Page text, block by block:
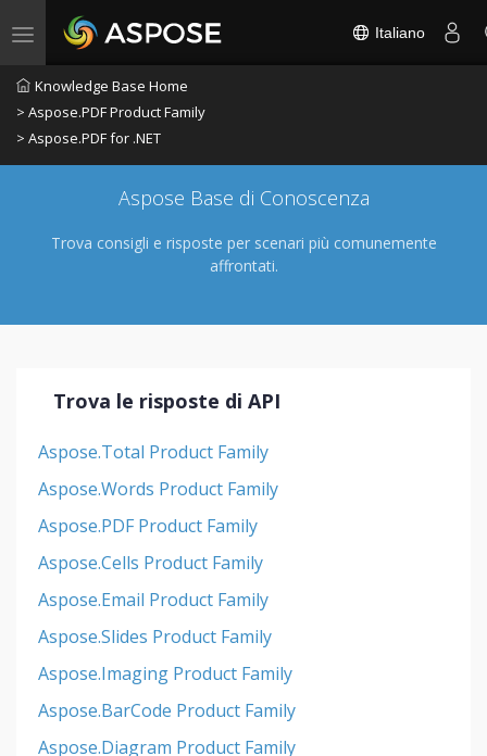
Toggle navigation Italiano
Knowledge Base Home
> Aspose.PDF Product Family
> Aspose.PDF for .NET
Aspose Base di Conoscenza
Trova consigli e risposte per scenari più comunemente
affrontati.
Trova le risposte di API
Aspose.Total Product Family
Aspose.Words Product Family
Aspose.PDF Product Family
Aspose.Cells Product Family
Aspose.Email Product Family
Aspose.Slides Product Family
Aspose.Imaging Product Family
Aspose.BarCode Product Family
Aspose.Diagram Product Family